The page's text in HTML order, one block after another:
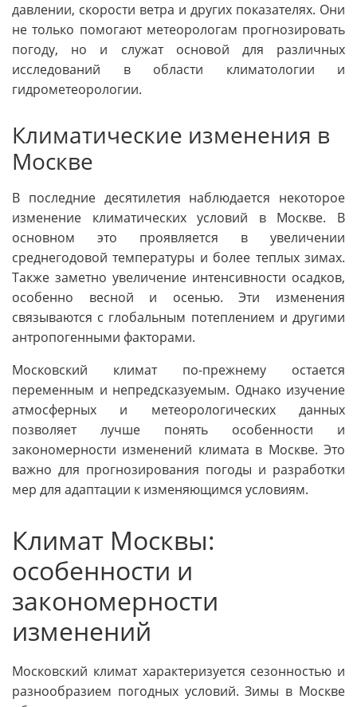
давлении, скорости ветра и других показателях. Они
не только помогают метеорологам прогнозировать
погоду, но и служат основой для различных
исследований в области климатологии и
гидрометеорологии.
Климатические изменения в
Москве
В последние десятилетия наблюдается некоторое
изменение климатических условий в Москве. В
основном это проявляется в увеличении
среднегодовой температуры и более теплых зимах.
Также заметно увеличение интенсивности осадков,
особенно весной и осенью. Эти изменения
связываются с глобальным потеплением и другими
антропогенными факторами.
Московский климат по-прежнему остается
переменным и непредсказуемым. Однако изучение
атмосферных и метеорологических данных
позволяет лучше понять особенности и
закономерности изменений климата в Москве. Это
важно для прогнозирования погоды и разработки
мер для адаптации к изменяющимся условиям.
Климат Москвы:
особенности и
закономерности
изменений
Московский климат характеризуется сезонностью и
разнообразием погодных условий. Зимы в Москве